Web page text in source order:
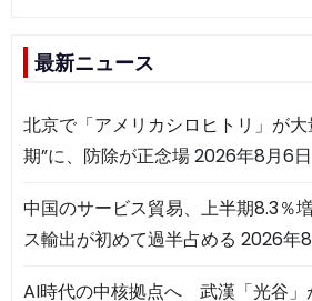
最新ニュース
北京で「アメリカシロヒトリ」が
期”に、防除が正念場2026年8月6日
中国のサービス貿易、上半期8.3
ス輸出が初めて過半占める 2026年
AI時代の中核拠点へ 武漢「光谷